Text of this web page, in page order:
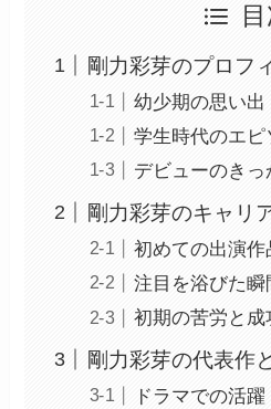
剛力彩芽のプロフ
幼少期の思い出
学生時代のエピ
デビューのきっ
剛力彩芽のキャリ
初めての出演作
注目を浴びた瞬
初期の苦労と成
剛力彩芽の代表作
ドラマでの活躍